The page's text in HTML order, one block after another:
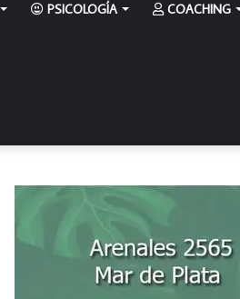
PSICOLOGÍA COACHING